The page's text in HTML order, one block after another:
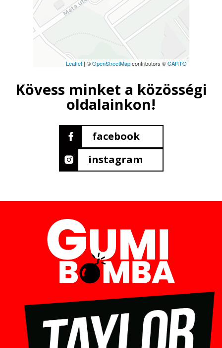
Leaflet| ©OpenStreetMapcontributors ©CARTO
Kövess minket a közösségi
oldalainkon!
facebook
instagram